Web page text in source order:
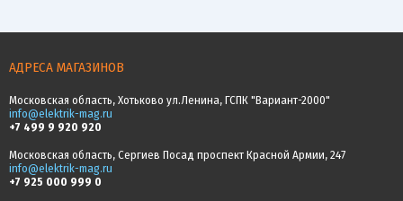
АДРЕСА МАГАЗИНОВ
Московская область, Хотьково ул.Ленина, ГСПК "Вариант-2000"
info@elektrik-mag.ru
+7 499 9 920 920
Московская область, Сергиев Посад проспект Красной Армии, 247
info@elektrik-mag.ru
+7 925 000 999 0